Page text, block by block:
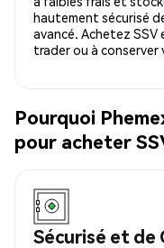
hautement sécurisé
avancé. Achetez
trader ou à conserver
Pourquoi
pour acheter
Sécurisé et de